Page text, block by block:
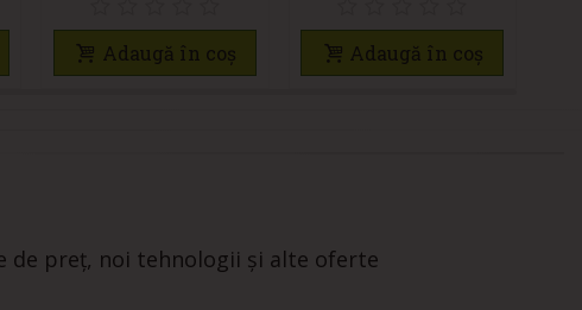
Adaugă în coș Adaugă în coș
de preț, noi tehnologii și alte oferte